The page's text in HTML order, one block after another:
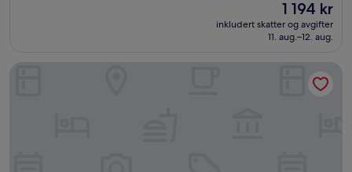
Prisen
er
1 194 kr
1 194 kr
inkludert skatter og avgifter
11. aug.–12. aug.